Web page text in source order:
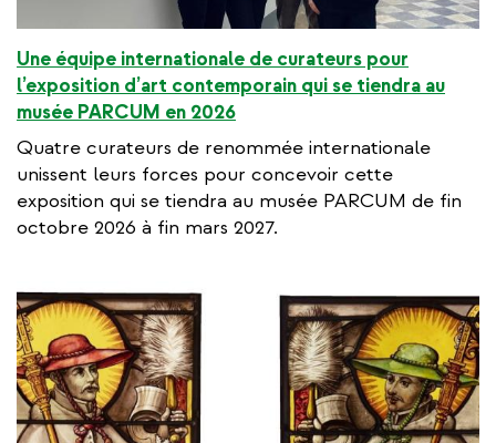
Une équipe internationale de curateurs pour
l’exposition d’art contemporain qui se tiendra au
musée PARCUM en 2026
Quatre curateurs de renommée internationale
unissent leurs forces pour concevoir cette
exposition qui se tiendra au musée PARCUM de fin
octobre 2026 à fin mars 2027.